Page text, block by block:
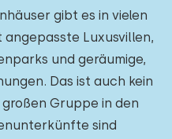
gibt es in vielen
angepasste Luxusvillen,
und geräumige,
Das ist auch kein
großen Gruppe in den
sind